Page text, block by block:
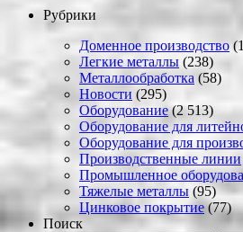
Рубрики
Доменное производство
Легкие металлы (238)
Металлообработка (58)
Новости (295)
Оборудование(2 513)
Оборудование для
Оборудование для
Производственные линии
Промышленное
Тяжелые металлы (95)
Цинковое покрытие(77)
Поиск